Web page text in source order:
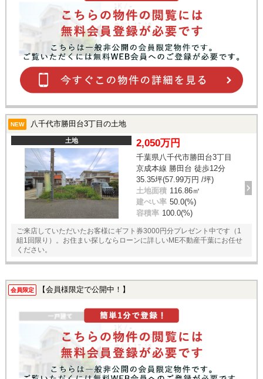
NEW 八千代市勝田台3丁目の土地
土地 2,050万円
千葉県八千代市勝田台3丁目
京成本線 勝田台 徒歩12分
35.35坪(57.99万円 /坪)
土地面積 116.86㎡
建ぺい率 50.0(%)
容積率 100.0(%)
ご来店していただいたお客様にギフト券3000円分プレゼント中です（1
組1回限り）。お住まい探しならローンに詳しいME不動産千葉にお任せ
ください。
会員限定 【会員様限定で公開中！】